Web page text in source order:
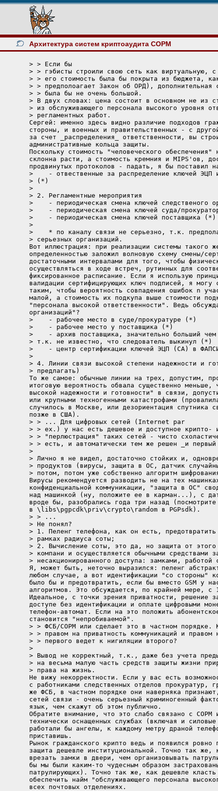
Архитектура систем криптоаудита СОРМ
> > Если бы
> > гэбисты строили свою сеть как виртуальную,
> > его стоимость была бы покрыта из бюджета,
> > предполоагает Закон об ОРД), дополнительная
> > была бы не очень большой.
> В двух словах: цена состоит в основном не из
> из обслуживающего персонала высокого уровня
> регламентных работ.
Сергей: именно здесь видно различие подходов
стороны, и военных и правительственных - с
за счет _распределения_ ответственности, вы
административные кольца защиты.
Поскольку стоимость "человеческого
склонна расти, а стоимость кремния и MIPS'ов,
продвинутых протоколов - падать, я бы поставил
>    - отвественные за распределение ключей ЭЦП
> (*)
>
> 2. Регламентные мероприятия
>    - периодическая смена ключей следственого
>    - периодическая смена ключей суда/
>    - периодическая смена ключей поставщика (*)
>
>    * по каналу связи не серьезно, т.к.
> серьезных организаций.
Вот иллюстрация: при реализации системы такого
определенностью заложил волновую схему смены/
достаточными интервалами для того, чтобы
осуществляться в ходе встреч, рутинных для
фиксированное расписание. Если я использую
валидации сертифицирующих ключ подписей, я
таким, чтобы вероятность совпадения ошибок n
малой, а стоимость их подкупа выше стоимости
"персонала высокой ответственности". Ведь
организаций"?
>    - рабочее место в суде/прокуратуре (*)
>    - рабочее место у поставщика (*)
>    - архив поставщика, значительно больший чем
> т.к. не известно, что следователь выкинул (*)
>    - центр сертификации ключей ЭЦП (CA) в
>
> 4. Линии связи высокой степени надежности и
> предлагать)
То же самое: обычные линии на трех, допустим,
итоговую вероятность обвала существенно
высокой надежности и готовности" в связи,
или крупными техногенными катастрофами
случилось в Москве, или дезориентация спутника
позже в США).
> > ... Для цифровых сетей (Internet par
> > ex.) у нас есть дешевое и доступное крипто-
> > "перлюстрация" таких сетей - чисто
> > есть, и автоматически тем же решен _и
>
> Лично я не видел, достаточно стойких и,
> продуктов (вирусы, защита в ОС, датчик
> потом, потом уже собственно алгоритм
Вирусы рекомендуется разводить не на тех
конфиденциальной коммуникации, "защита в ОС"
над машинкой (ну, положите ее в карман...), с
вроде бы, разобрались года три назад
в \libs\pgpcdk\priv\crypto\random в PGPsdk).
> > ...
> Не понял?
> 1. Пеленг телефона, как он есть,
> рамках радиуса соты;
> 2. Вычисление соты, это да, но защита от этого
> компани и осуществляется обычными средствами
> несакционированного доступа: замками,
Я, может быть, неточно выразился: пеленг
любом случае, а вот идентификации "со стороны"
было бы и предотвратить, если бы вместо GSM у
алгоритмов. Это обсуждается, по крайней мере, с
Идеальное, с точки зрения приватности, решение
доступе без идентификации и оплате цифровыми
телефон-автомат. Если на это положить
становится "непробиваемой".
> > ФСБ/СОРМ или сделает это в частном порядке.
> > правом на приватность коммуникаций и правом
> > первого ведет к нигиляции второго?
>
> Вывод не корректный, т.к., даже без учета
> на весьма малую часть средств защиты жизни
> права на жизнь.
Не вижу некорректности. Если у вас есть
с работниками следственных отделов
же ФСБ, в частном порядке они наверняка
сетей связи - очень серьезный криминогенный
язык, чем скажут об этом публично.
Обратите внимание, что это слабо связано с
технически оснащенных службах (включая и
работали бы ангелы, к каждому метру драной
приставишь.
Рынок гражданского крипто ведь и появился
защита дешевле институциональной. Точно так же,
врезать замки в двери, чем организовывать
бы мы были каким-то чудесным образом
патрулирующих). Точно так же, как дешевле
обеспечить найм "обслуживающего персонала
всех почтовых отделениях.